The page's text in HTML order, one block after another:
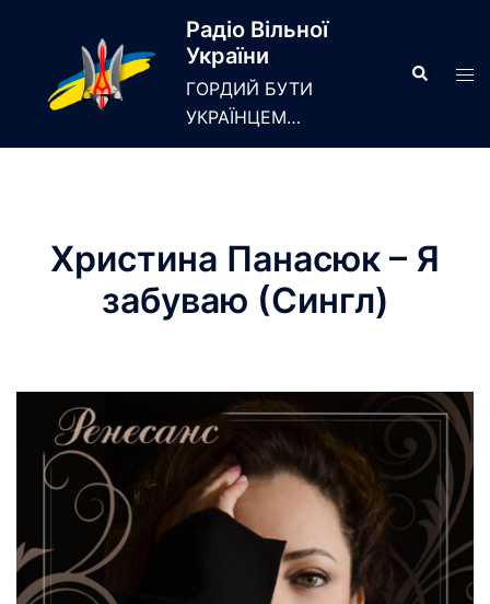
Радіо Вільної
України
ГОРДИЙ БУТИ
УКРАЇНЦЕМ…
Search
Христина Панасюк – Я
забуваю (Сингл)